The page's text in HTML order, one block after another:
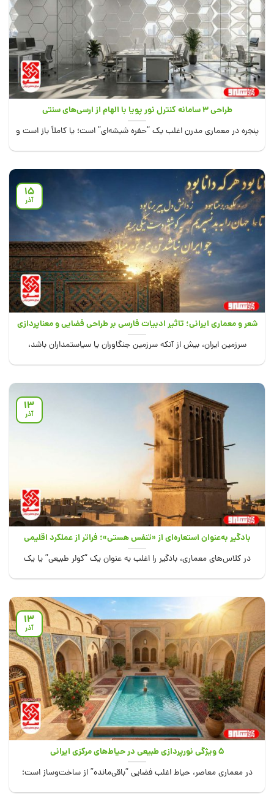
طراحی ۳ سامانه کنترل نور پویا با الهام از ارسی‌های سنتی
پنجره در معماری مدرن اغلب یک “حفره شیشه‌ای” است؛ یا کاملاً باز است و
شعر و معماری ایرانی؛ تاثیر ادبیات فارسی بر طراحی فضایی و معناپردازی
سرزمین ایران، بیش از آنکه سرزمین جنگاوران یا سیاستمداران باشد،
15
آذر
بادگیر به‌عنوان استعاره‌ای از «تنفس هستی»؛ فراتر از عملکرد اقلیمی
در کلاس‌های معماری، بادگیر را اغلب به عنوان یک “کولر طبیعی” یا یک
13
آذر
۵ ویژگی نورپردازی طبیعی در حیاط‌های مرکزی ایرانی
در معماری معاصر، حیاط اغلب فضایی “باقی‌مانده” از ساخت‌وساز است؛
13
آذر